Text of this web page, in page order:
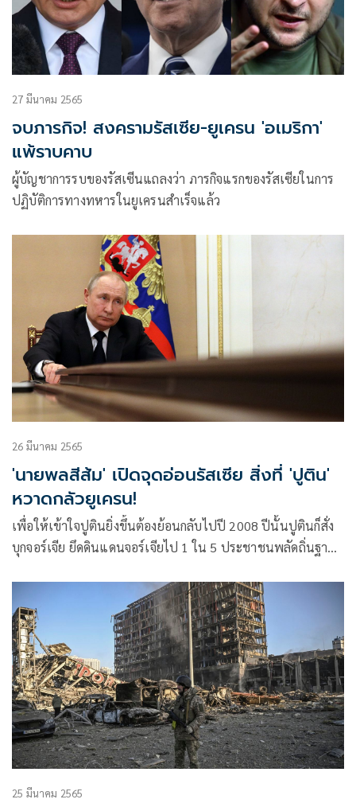
27 มีนาคม 2565
จบภารกิจ! สงครามรัสเซีย-ยูเครน 'อเมริกา'
แพ้ราบคาบ
ผู้บัญชาการรบของรัสเซีนแถลงว่า ภารกิจแรกของรัสเซียในการ
ปฏิบัติการทางทหารในยูเครนสำเร็จแล้ว
26 มีนาคม 2565
'นายพลสีส้ม' เปิดจุดอ่อนรัสเซีย สิ่งที่ 'ปูติน'
หวาดกลัวยูเครน!
เพื่อให้เข้าใจปูตินยิ่งขึ้นต้องย้อนกลับไปปี 2008 ปีนั้นปูตินก็สั่ง
บุกจอร์เจีย ยึดดินแดนจอร์เจียไป 1 ใน 5 ประชาชนพลัดถิ่นฐาน
25 มีนาคม 2565